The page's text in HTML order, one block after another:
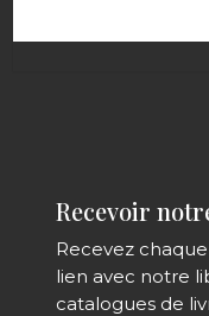
Recevoir
Recevez
lien avec notre
catalogues de